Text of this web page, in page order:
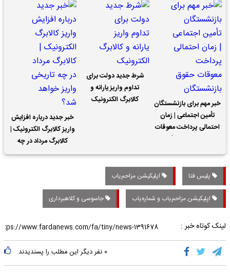
خبر مهم برای بازنشستگان
تأمین اجتماعی | زمان
احتمالی پرداخت معوقات
شرط جدید دولت برای
تداوم واریز یارانه و
کالابرگ الکترونیک
خبر جدید درباره افزایش
واریز کالابرگ الکترونیک |
کالابرگ مرداد در چه
تاریخی واریز خواهد شد؟
پلیس فتا اپلیکیشن مزاحم‌یاب
اپلیکیشن مزاحم‌یاب و شماره‌یاب جاسوسی و کلاهبرداری
لینک کوتاه خبر :
۰ نفر دیگر این مطلب را پسندیدند